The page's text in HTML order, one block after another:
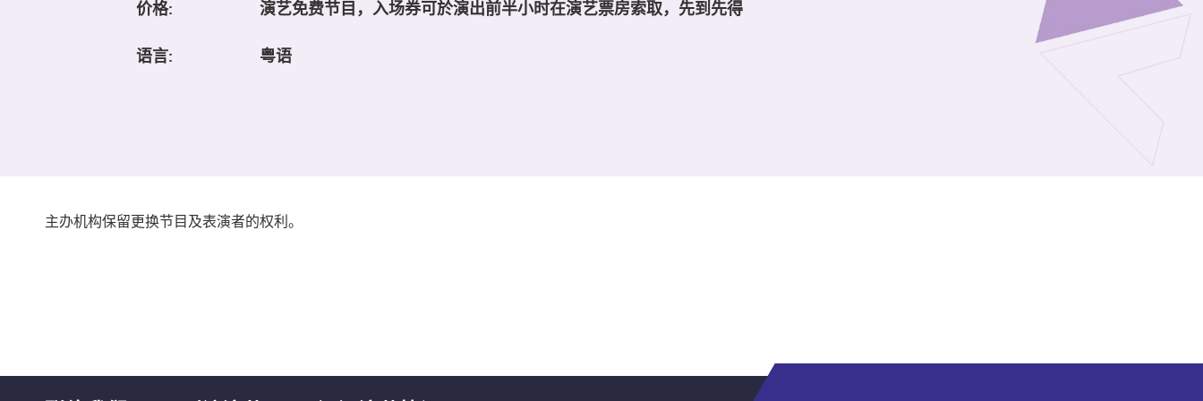
价格: 演艺免费节目，入场券可於演出前半小时在演艺票房索取，先到先得
语言: 粤语
主办机构保留更换节目及表演者的权利。